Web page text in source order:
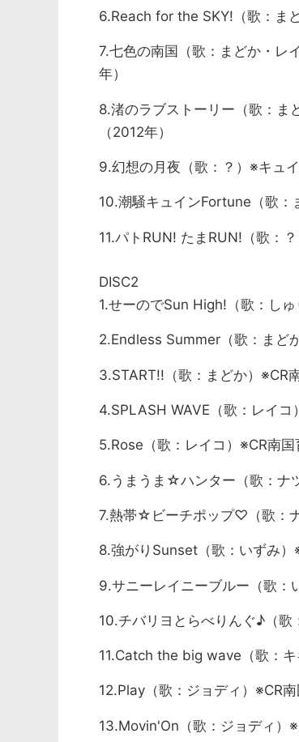
6.Reach for the SKY!（歌：ま
7.七色の南国（歌：まどか・レ
年）
8.渚のラブストーリー（歌：ま
（2012年）
9.幻想の月夜（歌：？）※キュ
10.潮騒キュインFortune（歌：
11.パトRUN! たまRUN!（歌：
DISC2
1.せーのでSun High!（歌：し
2.Endless Summer（歌：まど
3.START!!（歌：まどか）※CR
4.SPLASH WAVE（歌：レイコ
5.Rose（歌：レイコ）※CR南国
6.うまうま☆ハンター（歌：ナ
7.熱帯☆ビーチポップ♡（歌：
8.強がりSunset（歌：いずみ）
9.サニーレイニーブルー（歌：
10.チバリヨとらべりんぐ♪（歌
11.Catch the big wave（歌：キ
12.Play（歌：ジョディ）※CR南
13.Movin'On（歌：ジョディ）